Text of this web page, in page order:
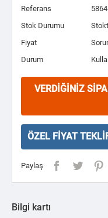
Referans
Stok Durumu
Fiyat
Durum
VERDIĞINIZ
ÖZEL FIYAT
Paylaş
Bilgi kartı